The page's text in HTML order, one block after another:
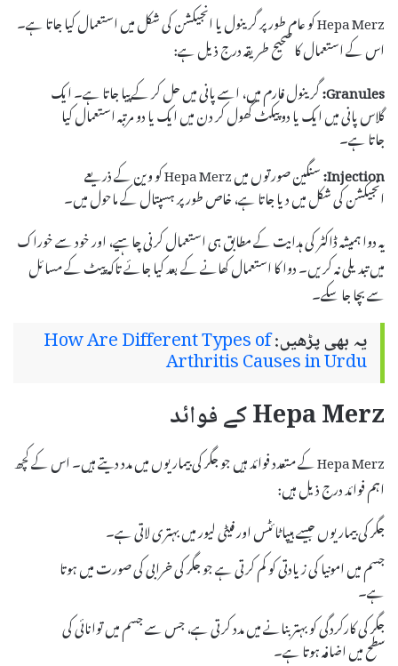
Hepa Merz کو عام طور پر گرینول یا انجیکشن کی شکل میں استعمال کیا جاتا ہے۔
اس کے استعمال کا صحیح طریقہ درج ذیل ہے:
Granules:گرینول فارم میں، اسے پانی میں حل کر کے پیا جاتا ہے۔ ایک
گلاس پانی میں ایک یا دو پیکٹ گھول کر دن میں ایک یا دو مرتبہ استعمال کیا
جاتا ہے۔
Injection:
سنگین صورتوں میں Hepa Merz کو وین کے ذریعے
انجیکشن کی شکل میں دیا جاتا ہے، خاص طور پر ہسپتال کے ماحول میں۔
یہ دوا ہمیشہ ڈاکٹر کی ہدایت کے مطابق ہی استعمال کرنی چاہیے، اور خود سے خوراک
میں تبدیلی نہ کریں۔ دوا کا استعمال کھانے کے بعد کیا جائے تاکہ پیٹ کے مسائل
سے بچا جا سکے۔
یہ بھی پڑھیں:How Are Different Types of
Arthritis Causes in Urdu
Hepa Merz کے فوائد
Hepa Merz کے متعدد فوائد ہیں جو جگر کی بیماریوں میں مدد دیتے ہیں۔ اس کے کچھ
اہم فوائد درج ذیل ہیں:
جگر کی بیماریوں جیسے ہیپاٹائٹس اور فیٹی لیور میں بہتری لاتی ہے۔
جسم میں امونیا کی زیادتی کو کم کرتی ہے جو جگر کی خرابی کی صورت میں ہوتا
ہے۔
جگر کی کارکردگی کو بہتر بنانے میں مدد کرتی ہے، جس سے جسم میں توانائی کی
سطح میں اضافہ ہوتا ہے۔